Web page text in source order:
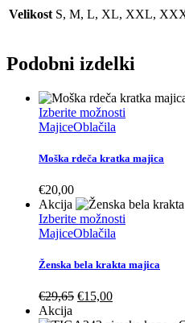
Velikost S, M, L, XL, XXL,
Podobni izdelki
Izberite možnosti
več
lahko
izberete
na
MajiceOblačila
Moška rdeča kratka majica
€20,00
Akcija
Izberite možnosti
več
izberete
MajiceOblačila
Ženska bela krakta majica
€29,65 Izvirna
€15,00Trenutna
Akcija